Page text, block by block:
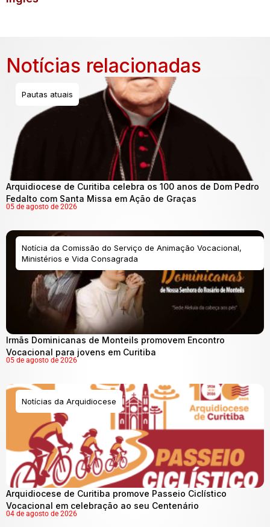
Notícias relacionadas
Pautas atuais
Arquidiocese de Curitiba celebra os 100 anos de Dom Pedro
Fedalto com Santa Missa em Ação de Graças
05 de agosto de 2026
Notícia da Comissão do Serviço de Animação Vocacional,
Ministérios e Vida Consagrada
Irmãs Dominicanas de Monteils promovem Encontro
Vocacional para jovens em Curitiba
05 de agosto de 2026
Notícias da Arquidiocese
Arquidiocese de Curitiba promove Passeio Ciclístico
Vocacional em celebração ao seu Centenário
04 de agosto de 2026